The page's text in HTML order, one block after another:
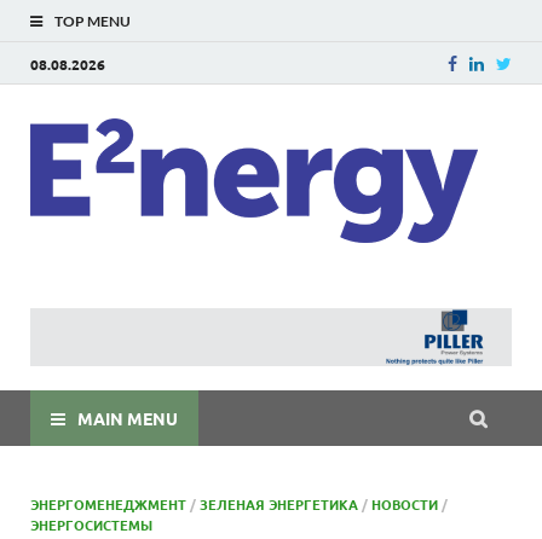
TOP MENU
08.08.2026
MAIN MENU
ЭНЕРГОМЕНЕДЖМЕНТ /ЗЕЛЕНАЯ ЭНЕРГЕТИКА /НОВОСТИ /
ЭНЕРГОСИСТЕМЫ